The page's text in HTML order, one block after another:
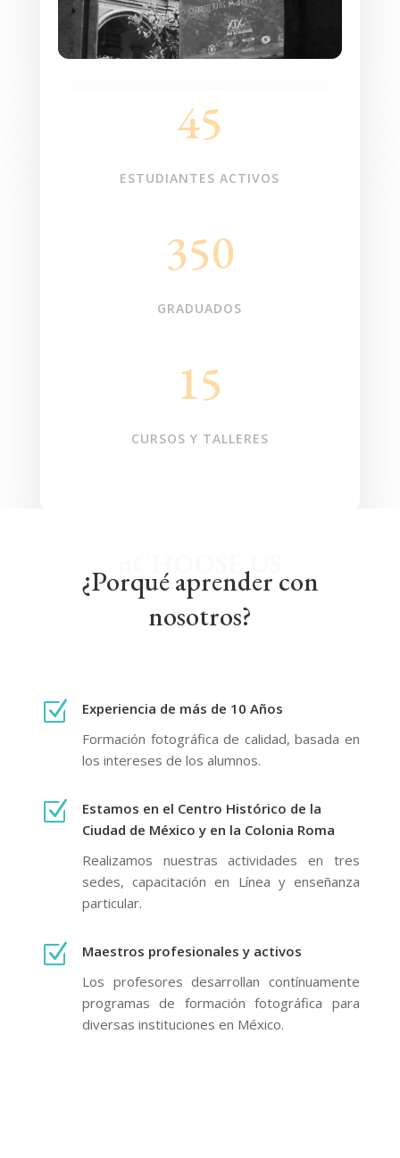
45
ESTUDIANTES ACTIVOS
350
GRADUADOS
15
CURSOS Y TALLERES
nCHOOSE US
¿Porqué aprender con
nosotros?
Z
Experiencia de más de 10 Años
Formación fotográfica de calidad, basada en
los intereses de los alumnos.
Z
Estamos en el Centro Histórico de la
Ciudad de México y en la Colonia Roma
Realizamos nuestras actividades en tres
sedes, capacitación en Línea y enseñanza
particular.
Z
Maestros profesionales y activos
Los profesores desarrollan contínuamente
programas de formación fotográfica para
diversas instituciones en México.